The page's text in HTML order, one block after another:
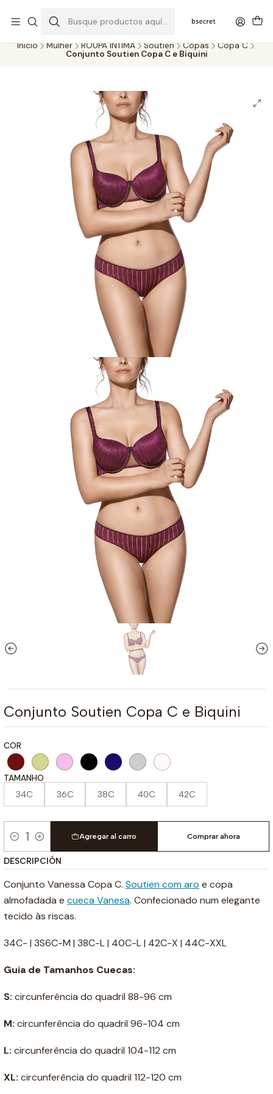
A 5 DIAS
Inicio Mulher ROUPA ÍNTIMA Soutien Copas
Copa C
Conjunto Soutien Copa C e Biquini
Conjunto Soutien Copa C e Biquini
COR
TAMANHO
34C 36C 38C 40C 42C
Cantidad
Agregar al carro Comprar ahora
DESCRIPCIÓN
Conjunto Vanessa Copa C. Soutien com aro e copa
almofadada e cueca Vanesa. Confecionado num elegante
tecido às riscas.
34C- | 3S6C-M | 38C-L | 40C-L | 42C-X | 44C-XXL
Guia de Tamanhos Cuecas:
S: circunferência do quadril 88-96 cm
M: circunferência do quadril 96-104 cm
L: circunferência do quadril 104-112 cm
XL: circunferência do quadril 112-120 cm